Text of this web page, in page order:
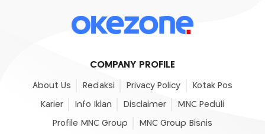
COMPANY PROFILE
About Us Redaksi Privacy Policy Kotak Pos
Karier Info Iklan Disclaimer MNC Peduli
Profile MNC Group MNC Group Bisnis